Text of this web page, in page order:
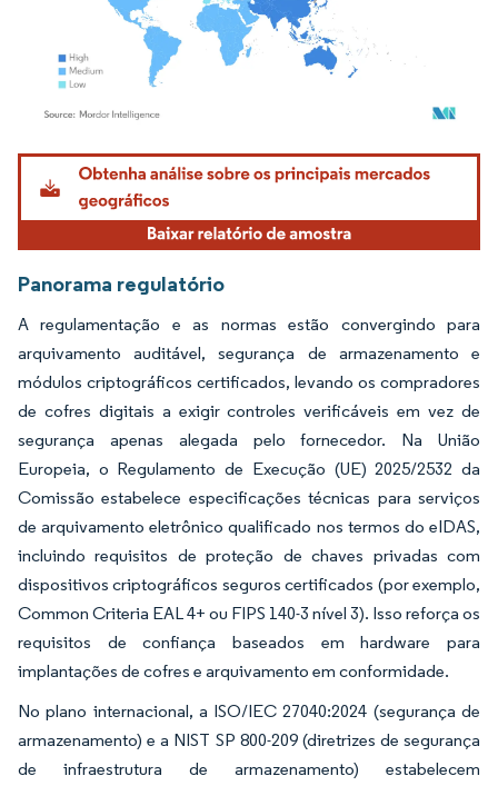
Imagem © Mordor Intelligence. O reuso requer atribuição conforme CC BY 4.0.
Panorama regulatório
A regulamentação e as normas estão convergindo para
arquivamento auditável, segurança de armazenamento e
módulos criptográficos certificados, levando os compradores
de cofres digitais a exigir controles verificáveis em vez de
segurança apenas alegada pelo fornecedor. Na União
Europeia, o Regulamento de Execução (UE) 2025/2532 da
Comissão estabelece especificações técnicas para serviços
de arquivamento eletrônico qualificado nos termos do eIDAS,
incluindo requisitos de proteção de chaves privadas com
dispositivos criptográficos seguros certificados (por exemplo,
Common Criteria EAL 4+ ou FIPS 140-3 nível 3). Isso reforça os
requisitos de confiança baseados em hardware para
implantações de cofres e arquivamento em conformidade.
No plano internacional, a ISO/IEC 27040:2024 (segurança de
armazenamento) e a NIST SP 800-209 (diretrizes de segurança
de infraestrutura de armazenamento) estabelecem